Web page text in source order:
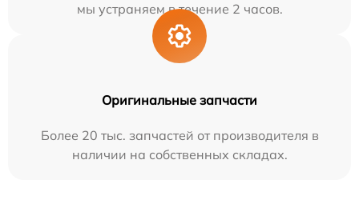
мы устраняем в течение 2 часов.
Оригинальные запчасти
Более 20 тыс. запчастей от производителя в
наличии на собственных складах.